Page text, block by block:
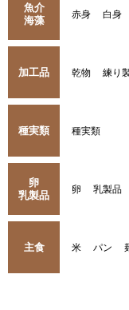
魚介
海藻
赤身 白身
加工品 乾物 練り
種実類 種実類
卵
乳製品
卵 乳製品
主食 米 パン